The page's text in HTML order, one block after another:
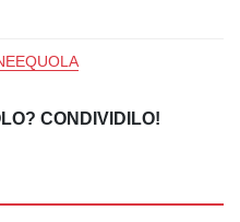
CONDIVIDILO!